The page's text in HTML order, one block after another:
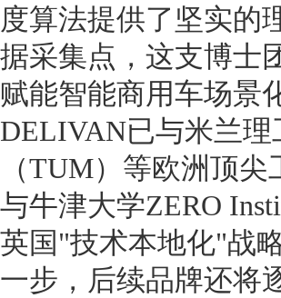
度算法提供了坚实的
据采集点，这支博士
赋能智能商用车场景
DELIVAN已与米兰
（TUM）等欧洲顶
与牛津大学ZERO
英国"技术本地化"战
一步，后续品牌还将